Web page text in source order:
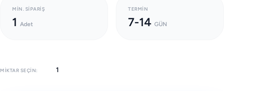
MIN. SIPARIŞ
1 Adet
TERMIN
7-14 GÜN
MIKTAR SEÇIN: